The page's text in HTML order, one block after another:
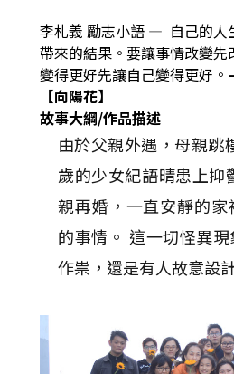
李札義 勵志小語 — 自己的人
帶來的結果。要讓事情改變
變得更好先讓自己變得更好。 –
【向陽花】
故事大綱/作品描述
由於父親外遇，母親跳
歲的少女紀語晴患上抑
親再婚，一直安靜的
的事情。 這一切怪異
作祟，還是有人故意